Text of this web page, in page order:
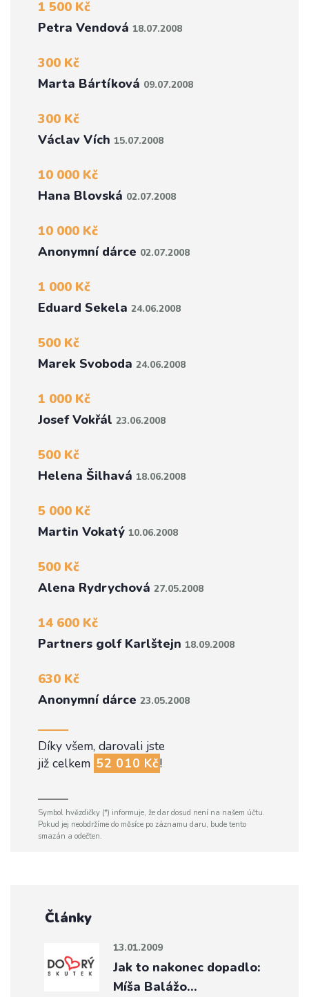
1 500 Kč
Petra Vendová 18.07.2008
300 Kč
Marta Bártíková 09.07.2008
300 Kč
Václav Vích 15.07.2008
10 000 Kč
Hana Blovská 02.07.2008
10 000 Kč
Anonymní dárce 02.07.2008
1 000 Kč
Eduard Sekela 24.06.2008
500 Kč
Marek Svoboda 24.06.2008
1 000 Kč
Josef Vokřál 23.06.2008
500 Kč
Helena Šilhavá 18.06.2008
5 000 Kč
Martin Vokatý 10.06.2008
500 Kč
Alena Rydrychová 27.05.2008
14 600 Kč
Partners golf Karlštejn 18.09.2008
630 Kč
Anonymní dárce 23.05.2008
Díky všem, darovali jste
již celkem 52 010 Kč!
Symbol hvězdičky (*) informuje, že dar dosud není na našem účtu.
Pokud jej neobdržíme do měsíce po záznamu daru, bude tento
smazán a odečten.
Články
13.01.2009
Jak to nakonec dopadlo:
Míša Balážo…